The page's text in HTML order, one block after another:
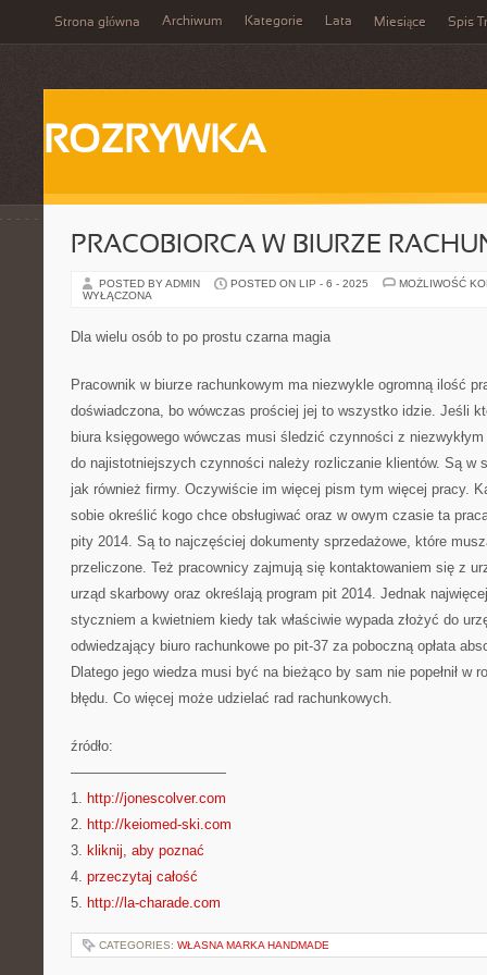
Strona główna Archiwum Kategorie Lata Miesiące Spis
ROZRYWKA
PRACOBIORCA W BIURZE
POSTED BY ADMIN POSTED ON LIP - 6 - 2025
MOŻLIWOŚĆ
WYŁĄCZONA
Dla wielu osób to po prostu czarna magia
Pracownik w biurze rachunkowym ma niezwykle ogromną ilość
doświadczona, bo wówczas prościej jej to wszystko idzie. Jeśli
biura księgowego wówczas musi śledzić czynności z
do najistotniejszych czynności należy rozliczanie klientów. Są w
jak również firmy. Oczywiście im więcej pism tym więcej pracy.
sobie określić kogo chce obsługiwać oraz w owym czasie ta
pity 2014. Są to najczęściej dokumenty sprzedażowe, które
przeliczone. Też pracownicy zajmują się kontaktowaniem się z
urząd skarbowy oraz określają program pit 2014. Jednak
styczniem a kwietniem kiedy tak właściwie wypada złożyć do
odwiedzający biuro rachunkowe po pit-37 za poboczną opłata
Dlatego jego wiedza musi być na bieżąco by sam nie popełnił w
błędu. Co więcej może udzielać rad rachunkowych.
źródło:
———————————
1. http://jonescolver.com
2. http://keiomed-ski.com
3. kliknij, aby poznać
4. przeczytaj całość
5. http://la-charade.com
CATEGORIES: WŁASNA MARKA HANDMADE